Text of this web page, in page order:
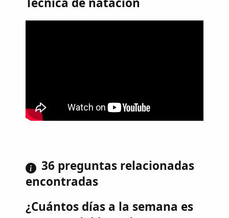
36 preguntas relacionadas
encontradas
¿Cuántos días a la semana es